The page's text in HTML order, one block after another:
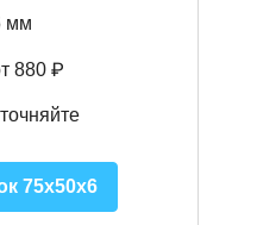
мм
880 ₽
75х50х6